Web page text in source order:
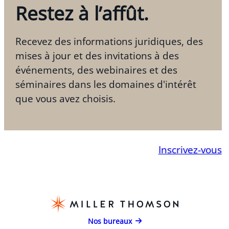
Restez à l’affût.
Recevez des informations juridiques, des
mises à jour et des invitations à des
événements, des webinaires et des
séminaires dans les domaines d'intérêt
que vous avez choisis.
Inscrivez-vous
Nos bureaux